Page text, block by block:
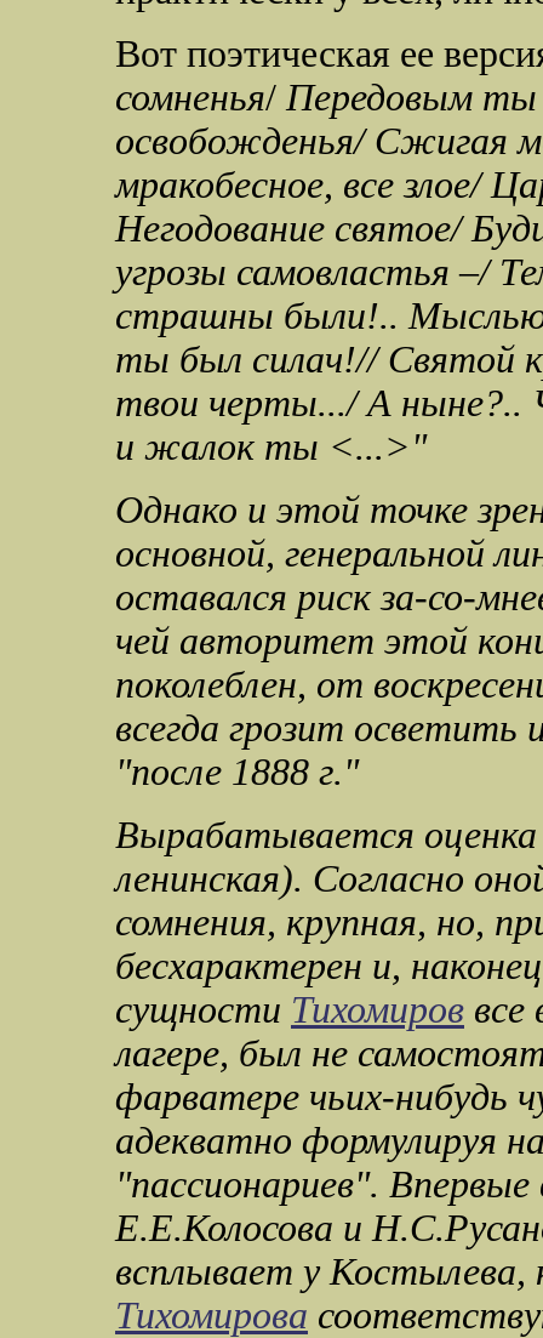
Вот поэтическая ее
сомненья/ Передовым
освобожденья/Сжигая
мракобесное, все злое/
Негодование святое/
угрозы самовластья –/
страшны были!..
ты был силач!// Святой
твои черты.../А ныне?..
и жалок ты <...>"
Однако и этой точке
основной, генеральной
оставался риск за-со-
чей авторитет этой
поколеблен, от
всегда грозит
"после 1888 г."
Вырабатывается
ленинская). Согласно
сомнения, крупная, но,
бесхарактерен и,
сущности Тихомиров все
лагере, был не
фарватере чьих-нибудь
адекватно формулируя
"пассионариев". Впервые
Е.Е.Колосова и
всплывает у
Тихомирова